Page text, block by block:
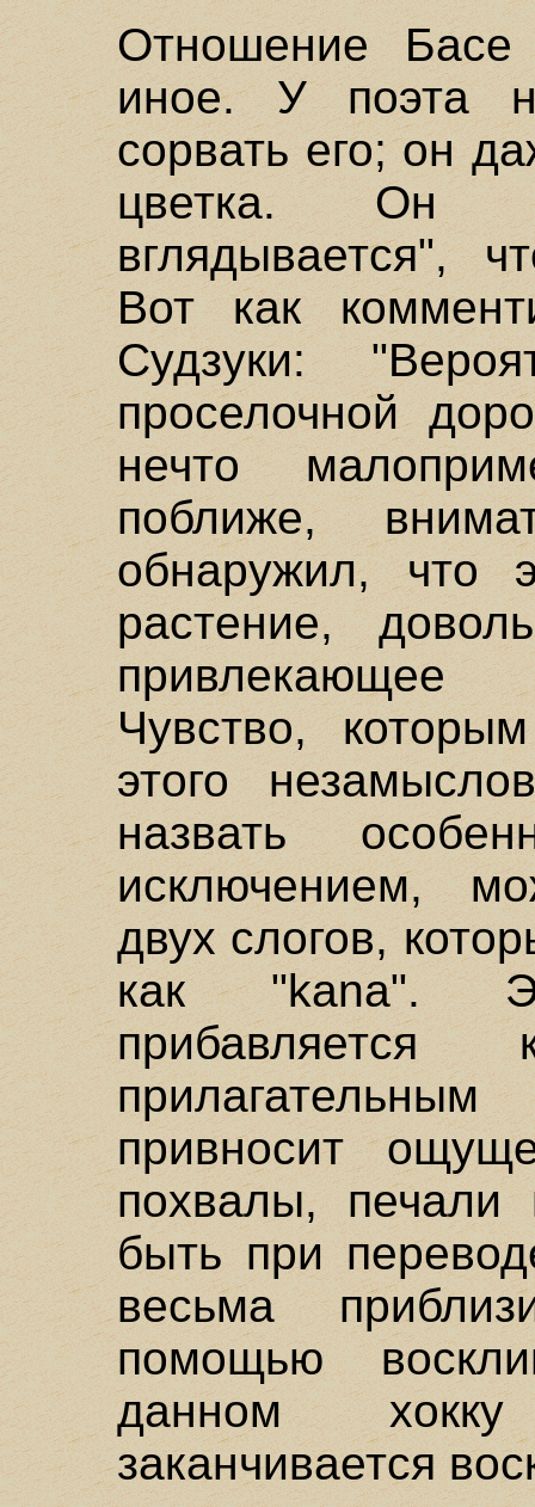
Отношение Басе
иное. У поэта
сорвать его; он
цветка. Он
вглядывается",
Вот как
Судзуки:
проселочной
нечто
поближе,
обнаружил, что
растение,
привлекающее
Чувство,
этого
назвать
исключением,
двух слогов,
как "kana".
прибавляется
привносит
похвалы,
быть при
весьма
помощью
данном
заканчивается